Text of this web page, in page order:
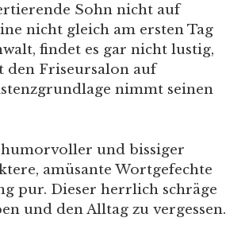
Sohn nicht auf
nicht gleich am ersten Tag
findet es gar nicht lustig,
den Friseursalon auf
nimmt seinen
und bissiger
amüsante Wortgefechte
pur. Dieser herrlich schräge
und den Alltag zu vergessen.